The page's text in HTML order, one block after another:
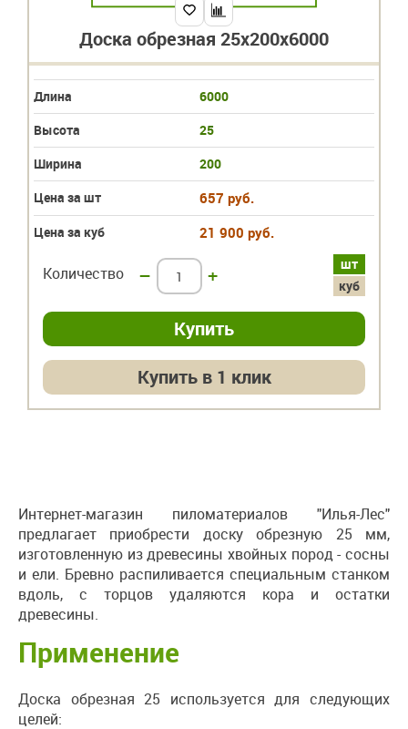
Доска обрезная 25х200х6000
Длина
6000
Высота
25
Ширина
200
Цена за шт
657 руб.
Цена за куб 21 900 руб.
шт
куб
Количество – +
Купить в 1 клик
Интернет-магазин пиломатериалов "Илья-Лес"
предлагает приобрести доску обрезную 25 мм,
изготовленную из древесины хвойных пород - сосны
и ели. Бревно распиливается специальным станком
вдоль, с торцов удаляются кора и остатки
древесины.
Применение
Доска обрезная 25 используется для следующих
целей: